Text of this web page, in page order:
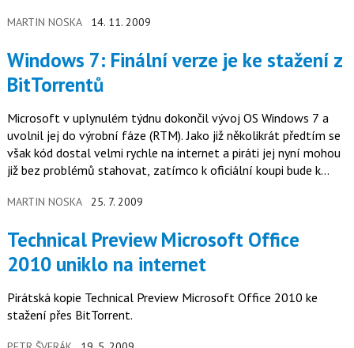
MARTIN NOSKA 14. 11. 2009
Windows 7: Finální verze je ke stažení z
BitTorrentů
Microsoft v uplynulém týdnu dokončil vývoj OS Windows 7 a
uvolnil jej do výrobní fáze (RTM). Jako již několikrát předtím se
však kód dostal velmi rychle na internet a piráti jej nyní mohou
již bez problémů stahovat, zatímco k oficiální koupi bude k
MARTIN NOSKA 25. 7. 2009
Technical Preview Microsoft Office
2010 uniklo na internet
Pirátská kopie Technical Preview Microsoft Office 2010 ke
stažení přes BitTorrent.